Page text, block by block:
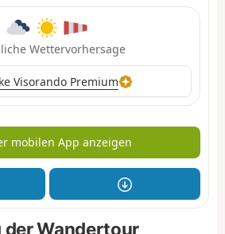
Wettervorhersage
Visorando Premium
mobilen App anzeigen
der Wandertour